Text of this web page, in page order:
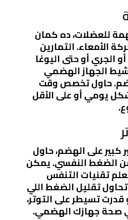
للعضلات، ده كمان
الأمعاء. التمارين
الجري أو حتى اليوغا
الجهاز الهضمي
حاول تخصص وقت
يومي أو على الأقل
كبير على الهضم، حاول
الضغط النفسي. يمكن
تقنيات التنفس
تقليل الضغط اللي
تسيطر على التوتر،
صحة جهازك الهضمي.